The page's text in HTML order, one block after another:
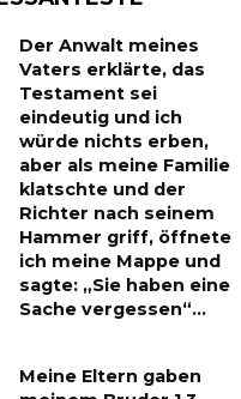
Der Anwalt meines
Vaters erklärte, das
Testament sei
eindeutig und ich
würde nichts erben,
aber als meine Familie
klatschte und der
Richter nach seinem
Hammer griff, öffnete
ich meine Mappe und
sagte: „Sie haben eine
Sache vergessen“…
Meine Eltern gaben